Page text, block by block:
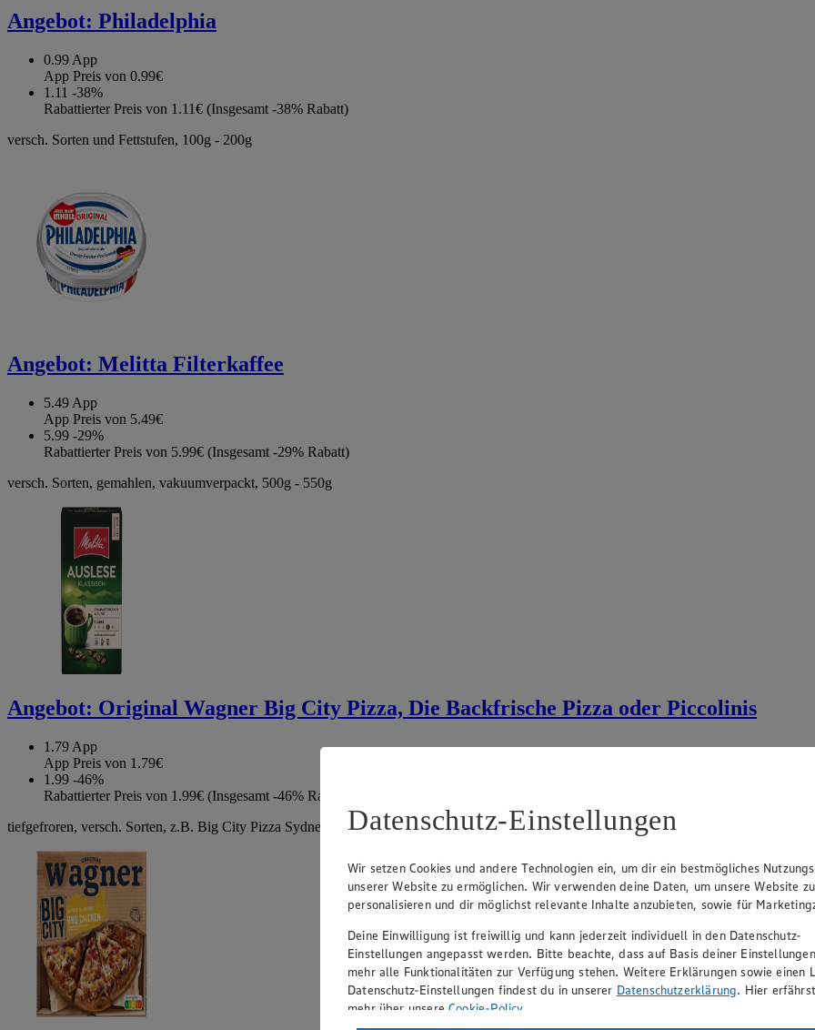
Angebot: Philadelphia
0.99 App
App Preis von 0.99€
1.11 -38%
Rabattierter Preis von 1.11€ (Insgesamt -38% Rabatt)
versch. Sorten und Fettstufen, 100g - 200g
Angebot: Melitta Filterkaffee
5.49 App
App Preis von 5.49€
5.99 -29%
Rabattierter Preis von 5.99€ (Insgesamt -29% Rabatt)
versch. Sorten, gemahlen, vakuumverpackt, 500g - 550g
Angebot: Original Wagner Big City Pizza, Die Backfrische Pizza oder Piccolinis
1.79 App
App Preis von 1.79€
1.99 -46%
Rabattierter Preis von 1.99€ (Insgesamt -46% Rabatt)
tiefgefroren, versch. Sorten, z.B. Big City Pizza Sydney, 425gDatenschutz-Einstellungen
Wir setzen Cookies und andere Technologien ein, um dir ein bestmögliches
unserer Website zu ermöglichen. Wir verwenden deine Daten, um unsere Website zu
personalisieren und dir möglichst relevante Inhalte anzubieten, sowie für
Deine Einwilligung ist freiwillig und kann jederzeit individuell in den Datenschutz-
Einstellungen angepasst werden. Bitte beachte, dass auf Basis deiner
mehr alle Funktionalitäten zur Verfügung stehen. Weitere Erklärungen sowie einen
Datenschutz-Einstellungen findest du in unserer Datenschutzerklärung. Hier
mehr über unsereCookie-Policy.